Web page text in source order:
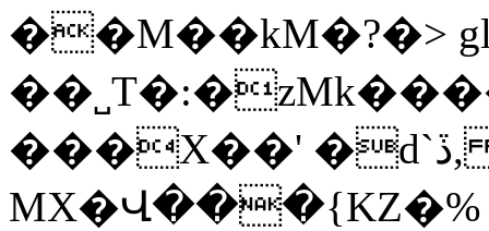
��M��kM�?�>
���X��' �d`ڏ, g�&�@�n�1
MX�Վ���{KZ�%